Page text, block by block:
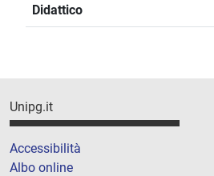
Didattico
Unipg.it
Accessibilità
Albo online